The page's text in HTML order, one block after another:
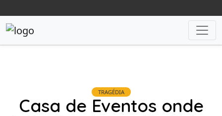
TRAGÉDIA
Casa de Eventos onde